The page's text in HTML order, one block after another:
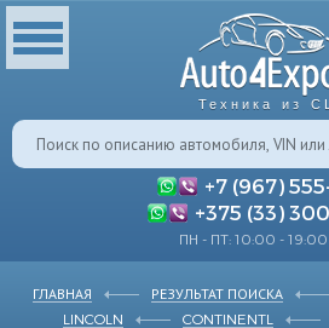
Техника из
+7 (967)
+375 (33)
ПН - ПТ: 10:00 -
ГЛАВНАЯ РЕЗУЛЬТАТ ПОИСКА
LINCOLN
CONTINENTL